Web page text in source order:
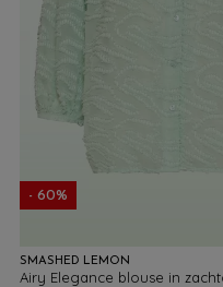
- 60%
SMASHED LEMON
Airy Elegance blouse in